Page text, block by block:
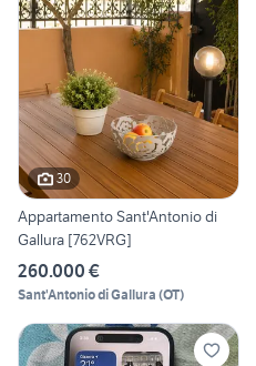
30
Appartamento Sant'Antonio di
Gallura [762VRG]
260.000 €
Sant'Antonio di Gallura (OT)